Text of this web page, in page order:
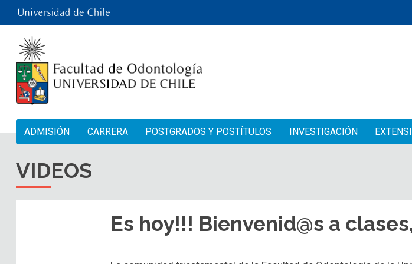
ADMISIÓN CARRERA POSTGRADOS Y POSTÍTULOS INVESTIGACIÓN
VIDEOS
Es hoy!!! Bienvenid@s a